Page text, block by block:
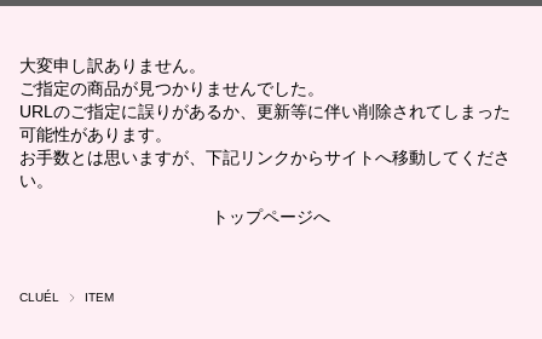
大変申し訳ありません。
ご指定の商品が見つかりませんでした。
URLのご指定に誤りがあるか、更新等に伴い削除されてしまった
可能性があります。
お手数とは思いますが、下記リンクからサイトへ移動してくださ
い。
トップページへ
CLUÉL ITEM